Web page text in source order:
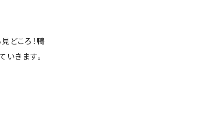
どころ！鴨
きます。